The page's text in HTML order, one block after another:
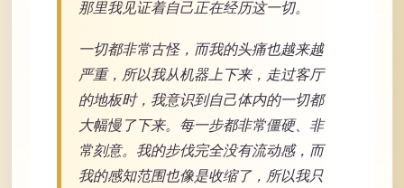
那里我见证着自己正在经历这一切。
一切都非常古怪，而我的头痛也越来越
严重，所以我从机器上下来，走过客厅
的地板时，我意识到自己体内的一切都
大幅慢了下来。每一步都非常僵硬、非
常刻意。我的步伐完全没有流动感，而
我的感知范围也像是收缩了，所以我只